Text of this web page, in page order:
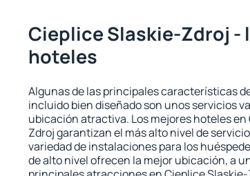
Cieplice Slaskie-Zdroj -
hoteles
Algunas de las principales características
incluido bien diseñado son unos servicios
ubicación atractiva. Los mejores hoteles en
Zdroj garantizan el más alto nivel de
variedad de instalaciones para los
de alto nivel ofrecen la mejor ubicación, a